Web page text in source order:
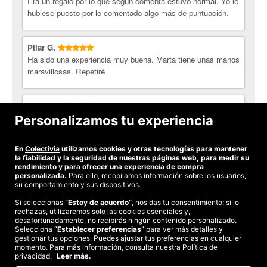
hubiese puesto por lo comentado algo más de puntuación.
Pilar G.
Ha sido una experiencia muy buena. Marta tiene unas manos
maravillosas. Repetiré
Mariaje P.
Excelente..Muy buena profesional. crea un ambiente cálido
donde relajarte y disfrutar de la experiencia,
Ver todas las opiniones
©2026 Colectivia
Términos y condiciones|Política de privacidad|Política de cookies
Estudio turismo de verano 2020
Personalizamos tu experiencia
En Colectivia utilizamos cookies y otras tecnologías para mantener
la fiabilidad y la seguridad de nuestras páginas web, para medir su
rendimiento y para ofrecer una experiencia de compra
personalizada. Para ello, recopilamos información sobre los usuarios,
su comportamiento y sus dispositivos.
Si seleccionas “Estoy de acuerdo”, nos das tu consentimiento; si lo
rechazas, utilizaremos solo las cookies esenciales y,
desafortunadamente, no recibirás ningún contenido personalizado.
Selecciona “Establecer preferencias” para ver más detalles y
gestionar tus opciones. Puedes ajustar tus preferencias en cualquier
momento. Para más información, consulta nuestra Política de
privacidad. Leer más.